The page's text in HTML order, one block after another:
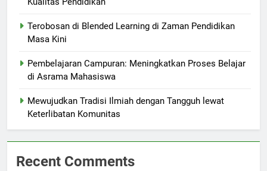
Terobosan di Blended Learning di Zaman Pendidikan
Masa Kini
Pembelajaran Campuran: Meningkatkan Proses Belajar
di Asrama Mahasiswa
Mewujudkan Tradisi Ilmiah dengan Tangguh lewat
Keterlibatan Komunitas
Recent Comments